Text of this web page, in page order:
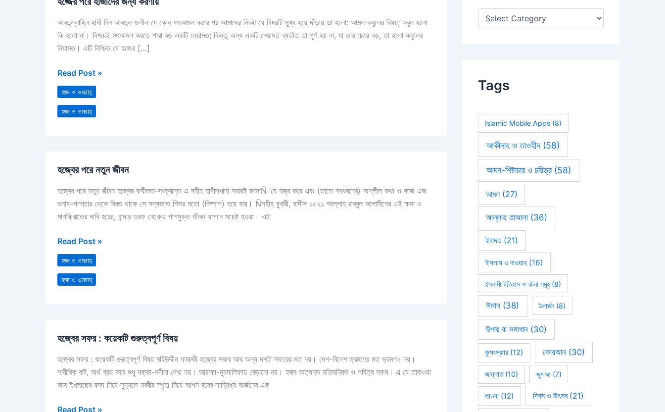
আবদুল্লাহিল হাদী বিন আবদুল জলীল যে কোন সৎআমল করার পর আমাদের নিকট যে বিষয়টি মূখ্য হয়ে দাঁড়ায় তা হলো: আমল কবূলের বিষয়; কবূল হলো
কি হলো না। নিশ্চয়ই সৎআমল করতে পারা বড় একটি নেয়ামত; কিন্তু অন্য একটি নেয়ামত ব্যতীত তা পূর্ণ হয় না, যা তার চেয়ে বড়, তা হলো কবূলের
নিয়ামত। এটি নিশ্চিত যে হজের […]
পরে
জন্য
করণীয়
Read Post »
হজ্জ ও ওমরাহ্‌
হজ্জ ও ওমরাহ্‌
হজ্বের পরে নতুন জীবন
হজ্বের পরে নতুন জীবন হজ্বের ফযীলত-সংক্রান্ত এ সহীহ হাদীসখানা সবারই জানাÑ ‘যে হজ্ব করে এবং (তাতে সবধরনের) অশ্লীল কথা ও কাজ এবং
গুনাহ-পাপাচার থেকে বিরত থাকে সে সদ্যজাত শিশুর মতো (নিষ্পাপ) হয়ে যায়। Ñসহীহ বুখারী, হাদীস ১৫২১ আল্লাহ রাব্বুল আলামীনের এই ক্ষমা ও
মাগফিরাতের দাবি হচ্ছে, বান্দার তরফ থেকেও পাপমুক্ত জীবন যাপনে সচেষ্ট হওয়া। এটা
পরে
জীবন
Read Post »
হজ্জ ও ওমরাহ্‌
হজ্জ ও ওমরাহ্‌
হজ্বের সফর : কয়েকটি গুরুত্বপূর্ণ বিষয়
হজ্বের সফর : কয়েকটি গুরুত্বপূর্ণ বিষয় মহিউদ্দীন ফারুকী হজ্বের সফর আর অন্য দশটা সফরের মত নয়। দেশ-বিদেশ ভ্রমণের মত ভ্রমণও নয়।
শারীরিক কষ্ট, অর্থ ব্যয় করে শুধু মক্কা-মদীনা দেখা নয়। আরাফা-মুযদালিফায় বেড়ানো নয়। হজ্ব অত্যন্ত মহিমান্বিত ও পবিত্র সফর। এ যে তাকওয়া
আর ইখলাছের রসদ নিয়ে সুন্নতে নববীর স্পৃহা নিয়ে আপন রবের সান্নিধ্য অর্জনের এক
সফর
কয়েকটি
গুরুত্বপূর্ণ
বিষয়
Read Post »
:
Tags
Islamic Mobile Apps(8)
আকীদাহ ও তাওহীদ(58)
আদব-শিষ্টাচার ও চরিত্র(58)
আমল(27)
আল্লাহ তাআলা(36)
ইবাদত(21)
ইসলাম ও দাওয়াহ(16)
ইসলামী ইতিহাস ও ঘটনা সমূহ(8)
ঈমান (38) উপার্জন(8)
উপায় বা সমাধান(30)
কুসংস্কার (12) কোরআন(30)
জান্নাত(10) জুম'আ(7)
তাওবা (12) দিবস ও উৎসব(21)